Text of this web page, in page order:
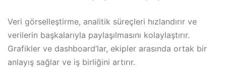
Veri görselleştirme, analitik süreçleri hızlandırır ve
verilerin başkalarıyla paylaşılmasını kolaylaştırır.
Grafikler ve dashboard’lar, ekipler arasında ortak bir
anlayış sağlar ve iş birliğini artırır.